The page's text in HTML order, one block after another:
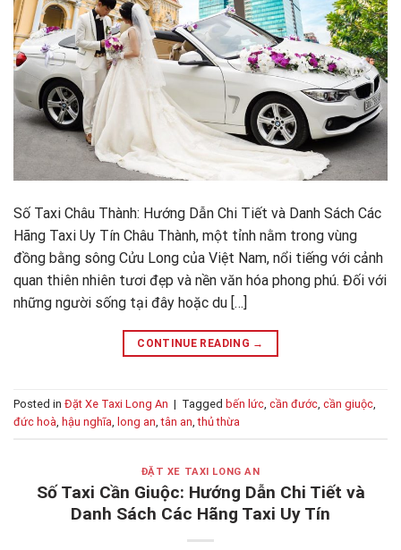
Số Taxi Châu Thành: Hướng Dẫn Chi Tiết và Danh Sách Các
Hãng Taxi Uy Tín Châu Thành, một tỉnh nằm trong vùng
đồng bằng sông Cửu Long của Việt Nam, nổi tiếng với cảnh
quan thiên nhiên tươi đẹp và nền văn hóa phong phú. Đối với
những người sống tại đây hoặc du […]
CONTINUE READING →
Posted in Đặt Xe Taxi Long An | Tagged bến lức, cần đước, cần giuộc,
đức hoà, hậu nghĩa, long an,tân an,thủ thừa
ĐẶT XE TAXI LONG AN
Số Taxi Cần Giuộc: Hướng Dẫn Chi Tiết và
Danh Sách Các Hãng Taxi Uy Tín